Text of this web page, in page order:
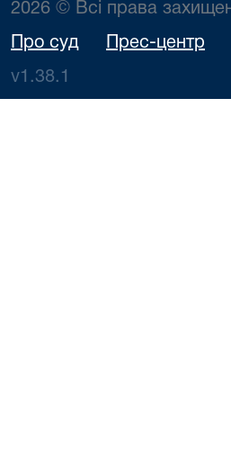
2026 © Всі права
Про суд Прес-центр
v1.38.1